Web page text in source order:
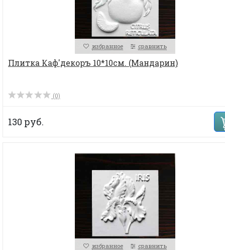
избранное сравнить
Плитка Каф'декоръ 10*10см. (Мандарин)
(0)
130 руб.
избранное сравнить